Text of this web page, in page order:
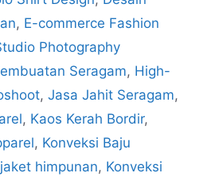
, E-commerce Fashion
Photography
Seragam, High-
, Jasa Jahit Seragam,
, Kaos Kerah Bordir,
, Konveksi Baju
himpunan, Konveksi